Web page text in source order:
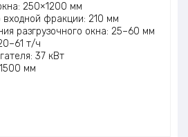
250×1200 мм
фракции: 210 мм
разгрузочного окна: 25–60 мм
т/ч
37 кВт
мм